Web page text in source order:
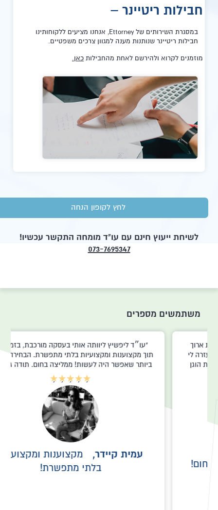
חבילות ריטיינר –
במסגרת השירותים של Ettorney, אנחנו מציעים ללקוחותינו
חבילות ריטיינר שנותנות מענה למגוון צרכים משפטיים.
מוזמנים לקרוא ולהירשם לאחת מהחבילות כאן.
לחץ לקופון הנחה
לשיחת ייעוץ חינם עם עו"ד מומחה התקשר עכשיו!
073-7695347
משתמשים מספרים
עו״ד ליפשיץ ליוותה אותי בעסקה מורכבת, בזמן קצר
תוך מקצוענות ומקצועיות בלתי מתפשרת. הבחירה הטובה
ביותר שאפשר היה לעשות! ממליצה בחום. תודה גדולה!
עמית קיידר,
מקצוענות ומקצועיות
בלתי מתפשרת!